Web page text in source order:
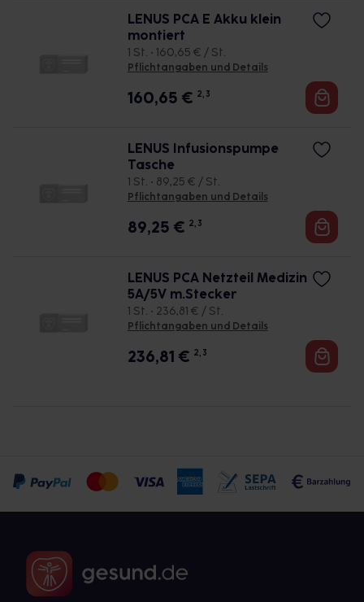
LENUS PCA E Akku klein
montiert
1 St. • 160,65 € / St.
Pflichtangaben und Details
160,65 € 2, 3
LENUS Infusionspumpe
Tasche
1 St. • 89,25 € / St.
Pflichtangaben und Details
89,25 € 2, 3
LENUS PCA Netzteil Medizin
5A/5V m.Stecker
1 St. • 236,81 € / St.
Pflichtangaben und Details
236,81 € 2, 3